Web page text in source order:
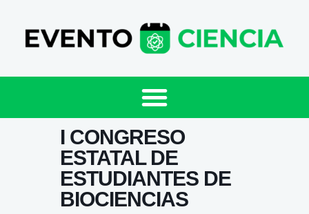
I CONGRESO
ESTATAL DE
ESTUDIANTES DE
BIOCIENCIAS